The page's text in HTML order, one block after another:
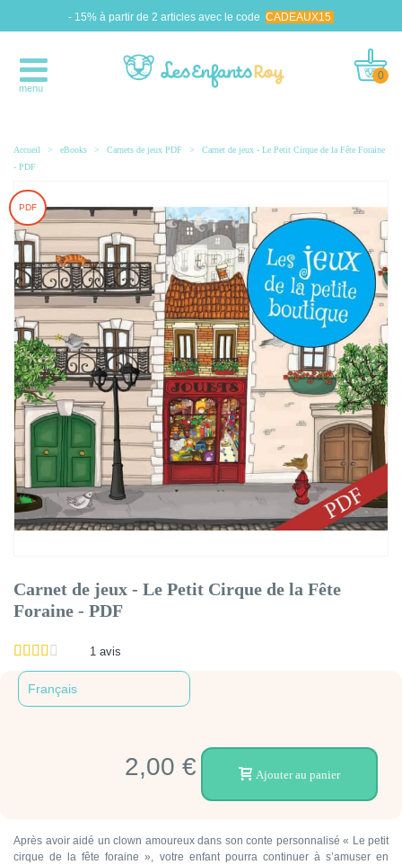
- 15% à partir de 2 articles avec le code CADEAUX15
menu
0
Accueil > eBooks > Carnets de jeux PDF >
Carnet de jeux - Le Petit Cirque de la Fête Foraine
- PDF
PDF
Carnet de jeux - Le Petit Cirque de la Fête
Foraine - PDF
1 avis
2,00 € Ajouter au panier
Après avoir aidé un clown amoureux dans son conte personnalisé « Le petit
cirque de la fête foraine », votre enfant pourra continuer à s’amuser en